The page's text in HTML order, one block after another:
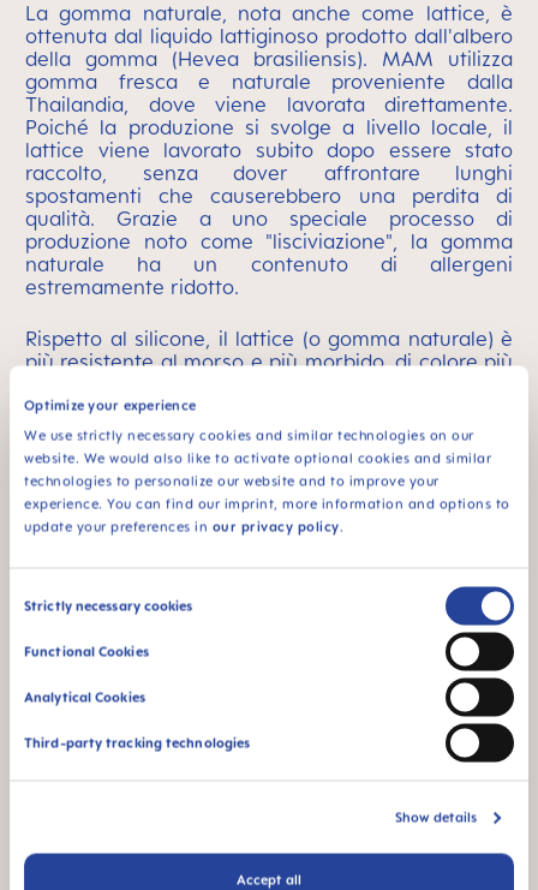
Optimize your experience
We use strictly necessary cookies and similar technologies on our
website. We would also like to activate optional cookies and similar
technologies to personalize our website and to improve your
experience. You can find our imprint, more information and options to
update your preferences in our privacy policy.
Consent
Strictly necessary cookies
Functional Cookies
Analytical Cookies
Third-party tracking technologies
Show details
Accept all
La gomma naturale, nota anche come lattice, è
ottenuta dal liquido lattiginoso prodotto dall'albero
della gomma (Hevea brasiliensis). MAM utilizza
gomma fresca e naturale proveniente dalla
Thailandia, dove viene lavorata direttamente.
Poiché la produzione si svolge a livello locale, il
lattice viene lavorato subito dopo essere stato
raccolto, senza dover affrontare lunghi
spostamenti che causerebbero una perdita di
qualità. Grazie a uno speciale processo di
produzione noto come "lisciviazione", la gomma
naturale ha un contenuto di allergeni
estremamente ridotto.
Rispetto al silicone, il lattice (o gomma naturale) è
più resistente al morso e più morbido, di colore più
MAM offre prodotti realizzati con entrambi i
materiali, per cui i genitori sono liberi di scegliere
in base alle proprie preferenze o ai gusti del
bambino. Qualunque sia la loro scelta, possono
essere certi che entrambi i materiali sono conformi
a tutti gli standard pertinenti.
Di cosa NON sono fatti i
prodotti MAM Baby?